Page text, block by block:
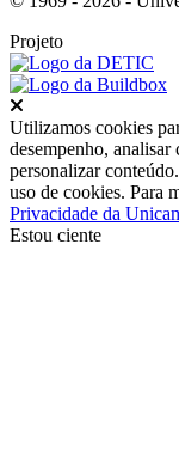
Projeto
Utilizamos cookies
desempenho, analisar
personalizar
uso de cookies. Para
Privacidade da
Estou ciente